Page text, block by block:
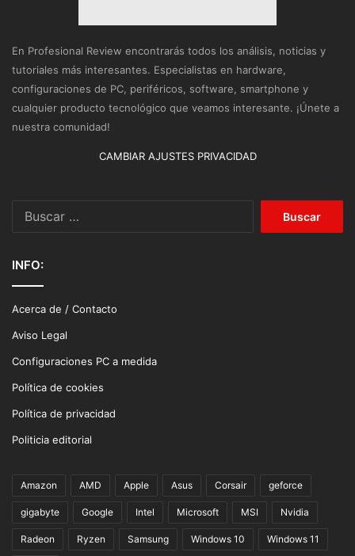
En Profesional Review encontrarás todos los análisis, noticias y
tutoriales más interesantes. Especialistas en hardware,
configuraciones de PC, periféricos, software, smartphone y
cualquier producto tecnológico que veamos interesante. ¡Únete a
nuestra comunidad!
CAMBIAR AJUSTES PRIVACIDAD
INFO:
Acerca de / Contacto
Aviso Legal
Configuraciones PC a medida
Política de cookies
Política de privacidad
Politicia editorial
Amazon AMD Apple Asus Corsair geforce
gigabyte Google Intel Microsoft MSI Nvidia
Radeon Ryzen Samsung Windows 10 Windows 11